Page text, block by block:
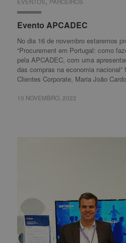
Evento APCADEC
No dia 16 de novembro estaremos
“Procurement em Portugal: como
pela APCADEC, com uma
das compras na economia
Clientes Corporate, Maria João
10 NOVEMBRO, 2022
Evento APCADEC
10 NOVEMBRO, 2022